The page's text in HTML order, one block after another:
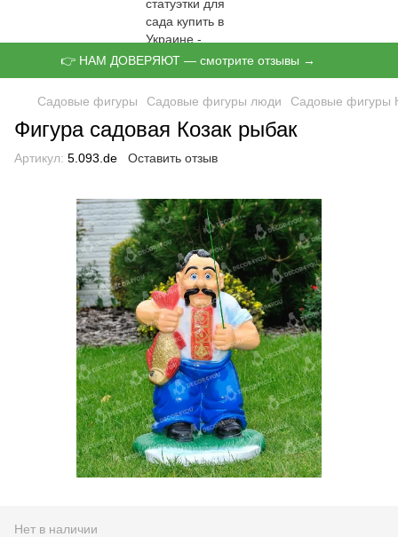
👉 НАМ ДОВЕРЯЮТ — смотрите отзывы →
Садовые фигуры Садовые фигуры люди Садовые фигуры
Фигура садовая Козак рыбак
Артикул: 5.093.de Оставить отзыв
Нет в наличии